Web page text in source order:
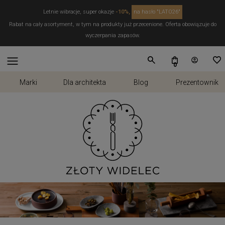
Letnie wibracje, super okazje -10%,
na hasło "LATO26"
Rabat na cały asortyment, w tym na produkty już przecenione. Oferta obowiązuje do
wyczerpania zapasów.
Marki Dla architekta Blog Prezentownik